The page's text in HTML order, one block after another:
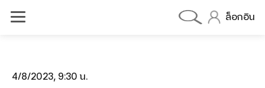
ล็อกอิน
4/8/2023, 9:30 น.